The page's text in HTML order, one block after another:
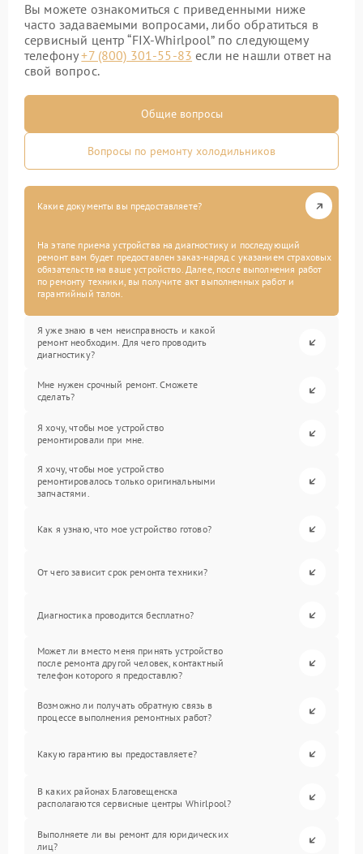
Вы можете ознакомиться с приведенными ниже
часто задаваемыми вопросами, либо обратиться в
сервисный центр “FIX-Whirlpool” по следующему
телефону+7 (800) 301-55-83 если не нашли ответ на
свой вопрос.
Общие вопросы
Вопросы по ремонту холодильников
Какие документы вы предоставляете?
На этапе приема устройства на диагностику и последующий
ремонт вам будет предоставлен заказ-наряд с указанием страховых
обязательств на ваше устройство. Далее, после выполнения работ
по ремонту техники, вы получите акт выполненных работ и
гарантийный талон.
Я уже знаю в чем неисправность и какой
ремонт необходим. Для чего проводить
диагностику?
Мне нужен срочный ремонт. Сможете
сделать?
Я хочу, чтобы мое устройство
ремонтировали при мне.
Я хочу, чтобы мое устройство
ремонтировалось только оригинальными
запчастями.
Как я узнаю, что мое устройство готово?
От чего зависит срок ремонта техники?
Диагностика проводится бесплатно?
Может ли вместо меня принять устройство
после ремонта другой человек, контактный
телефон которого я предоставлю?
Возможно ли получать обратную связь в
процессе выполнения ремонтных работ?
Какую гарантию вы предоставляете?
В каких районах Благовещенска
располагаются сервисные центры Whirlpool?
Выполняете ли вы ремонт для юридических
лиц?